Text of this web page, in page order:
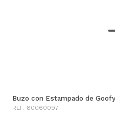
Buzo con Estampado de
REF. 80060097